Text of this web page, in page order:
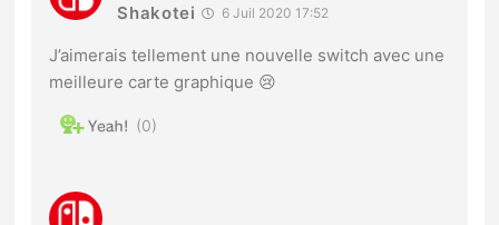
Shakotei 6 Juil 2020 17:52
J’aimerais tellement une nouvelle switch avec une
meilleure carte graphique 😢
0